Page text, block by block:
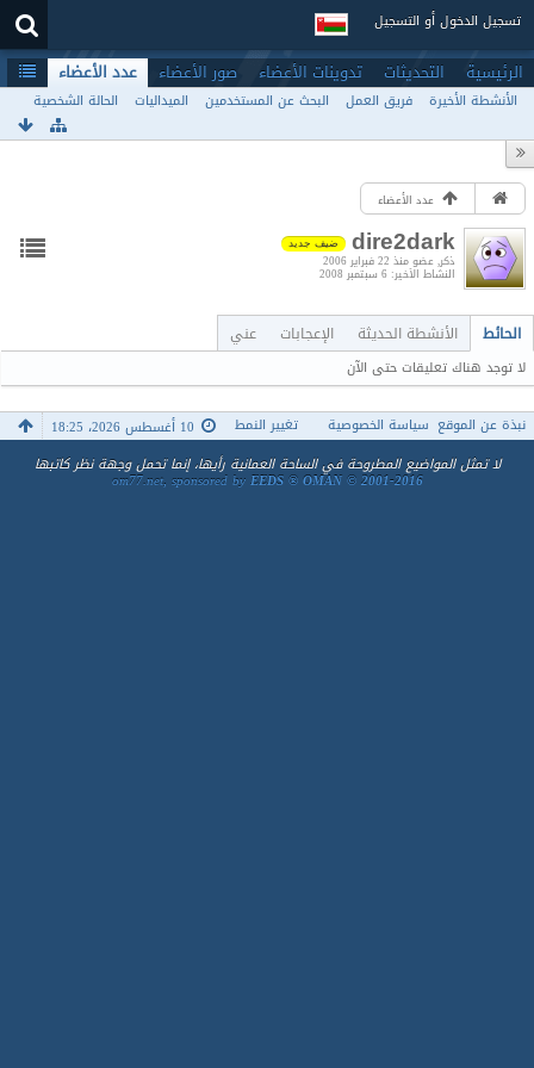
تسجيل الدخول أو التسجيل
الرئيسية التحديثات تدوينات الأعضاء صور الأعضاء عدد الأعضاء
الأنشطة الأخيرة فريق العمل البحث عن المستخدمين الميداليات الحالة الشخصية
عدد الأعضاء
dire2dark ضيف جديد
ذكر عضو منذ 22 فبراير 2006
النشاط الأخير 6 سبتمبر 2008
الحائط الأنشطة الحديثة الإعجابات عني
لا توجد هناك تعليقات حتى الآن
نبذة عن الموقع سياسة الخصوصية 10 أغسطس 2026، 18:25
تغيير النمط
لا تمثل المواضيع المطروحة في الساحة العمانية رأيها، إنما تحمل وجهة نظر كاتبها
om77.net, sponsored byEEDS ® OMAN © 2001-2016